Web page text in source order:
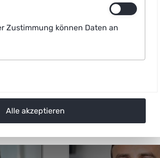
Zustimmung können Daten an
Alle akzeptieren